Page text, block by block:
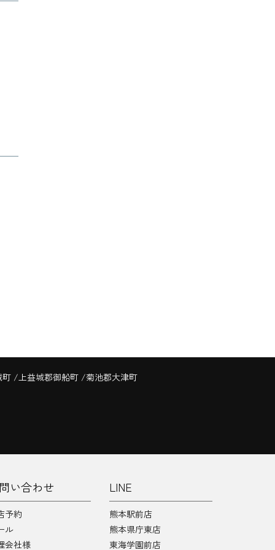
町 上益城郡御船町 菊池郡大津町
い合わせ
予約
ル
会社様
LINE
熊本駅前店
熊本県庁東店
東海学園前店